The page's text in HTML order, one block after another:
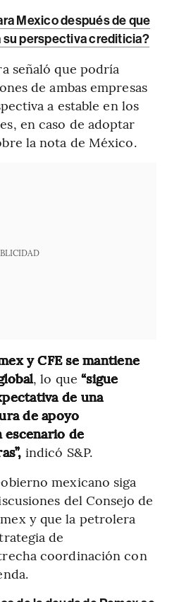
Mexico después de que
su perspectiva crediticia?
señaló que podría
de ambas empresas
a estable en los
en caso de adoptar
la nota de México.
y CFE se mantiene
, lo que“sigue
de una
de apoyo
escenario de
indicó S&P.
mexicano siga
del Consejo de
y que la petrolera
de
coordinación con